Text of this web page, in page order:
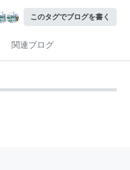
このタグでブログを書く
関連ブログ